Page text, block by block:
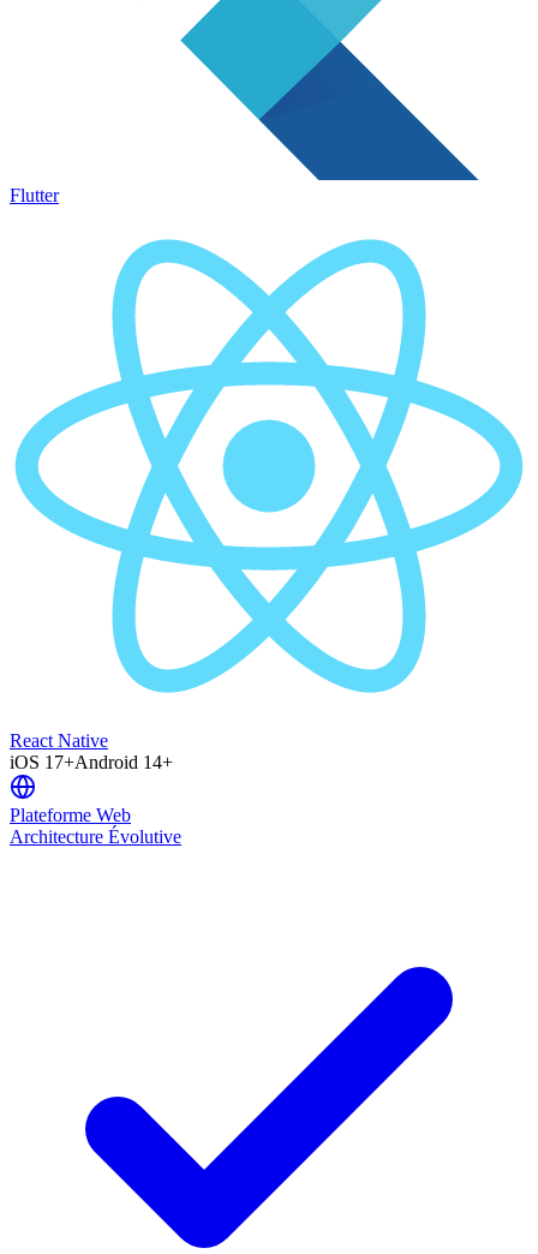
Flutter
React Native
iOS 17+Android 14+
Plateforme Web
Architecture Évolutive